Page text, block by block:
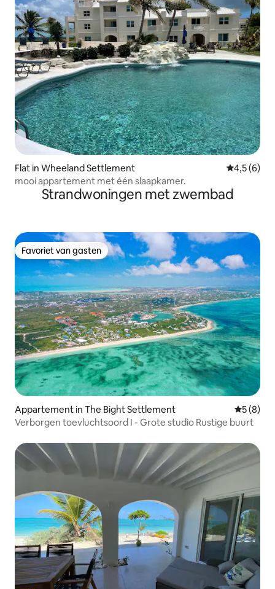
Flat in Wheeland Settlement
4,5 (6)
mooi appartement met één slaapkamer.
Strandwoningen met zwembad
Favoriet van gasten
Favoriet van gasten
Appartement in The Bight Settlement
5 (8)
Verborgen toevluchtsoord I - Grote studio Rustige buurt